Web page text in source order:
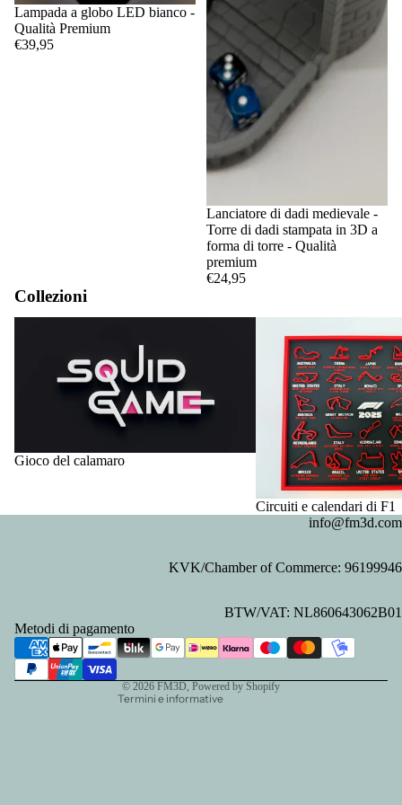
Lampada a globo LED bianco -
Qualità Premium
€39,95
Lanciatore di dadi medievale -
Torre di dadi stampata in 3D a
forma di torre - Qualità
premium
€24,95
Collezioni
Gioco del calamaro
Circuiti e calendari di F1
info@fm3d.com
KVK/Chamber of Commerce: 96199946
BTW/VAT: NL860643062B01
Metodi di pagamento
© 2026 FM3D , Powered by Shopify
Termini e informative
Recapiti
Termini e condizioni del servizio